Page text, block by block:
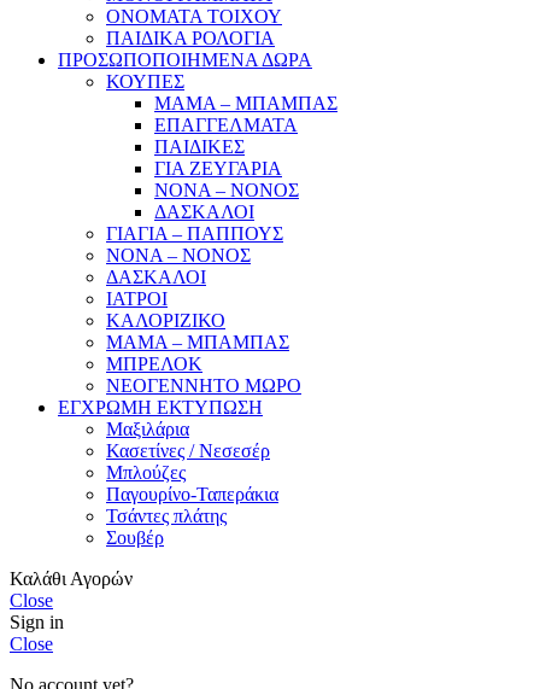
ΟΝΟΜΑΤΑ ΤΟΙΧΟΥ
ΠΑΙΔΙΚΑ ΡΟΛΟΓΙΑ
ΠΡΟΣΩΠΟΠΟΙΗΜΕΝΑ ΔΩΡΑ
ΚΟΥΠΕΣ
ΜΑΜΑ – ΜΠΑΜΠΑΣ
ΕΠΑΓΓΕΛΜΑΤΑ
ΠΑΙΔΙΚΕΣ
ΓΙΑ ΖΕΥΓΑΡΙΑ
ΝΟΝΑ – ΝΟΝΟΣ
ΔΑΣΚΑΛΟΙ
ΓΙΑΓΙΑ – ΠΑΠΠΟΥΣ
ΝΟΝΑ – ΝΟΝΟΣ
ΔΑΣΚΑΛΟΙ
ΙΑΤΡΟΙ
ΚΑΛΟΡΙΖΙΚΟ
ΜΑΜΑ – ΜΠΑΜΠΑΣ
ΜΠΡΕΛΟΚ
ΝΕΟΓΕΝΝΗΤΟ ΜΩΡΟ
ΕΓΧΡΩΜΗ ΕΚΤΥΠΩΣΗ
Μαξιλάρια
Κασετίνες / Νεσεσέρ
Μπλούζες
Παγουρίνο-Ταπεράκια
Τσάντες πλάτης
Σουβέρ
Καλάθι Αγορών
Close
Sign in
Close
No account yet?